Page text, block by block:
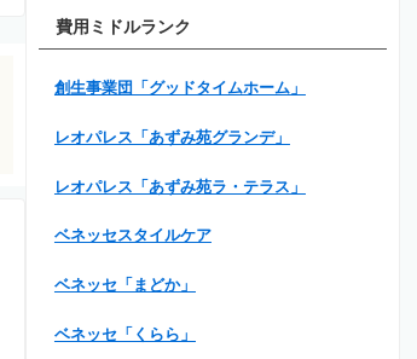
費用ミドルランク
創生事業団「グッドタイムホーム」
レオパレス「あずみ苑グランデ」
レオパレス「あずみ苑ラ・テラス」
ベネッセスタイルケア
ベネッセ「まどか」
ベネッセ「くらら」